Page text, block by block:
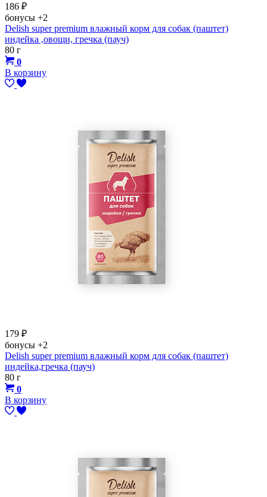
186 ₽
бонусы +2
Delish super premium влажный корм для собак (паштет)
индейка ,овощи, гречка (пауч)
80 г
0
В корзину
179 ₽
бонусы +2
Delish super premium влажный корм для собак (паштет)
индейка,гречка (пауч)
80 г
0
В корзину